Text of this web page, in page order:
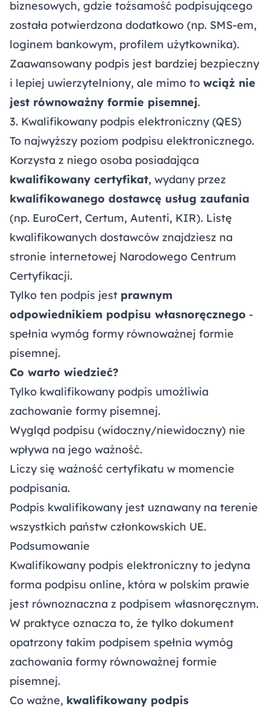
biznesowych, gdzie tożsamość podpisującego
została potwierdzona dodatkowo (np. SMS-em,
loginem bankowym, profilem użytkownika).
Zaawansowany podpis jest bardziej bezpieczny
i lepiej uwierzytelniony, ale mimo to wciąż nie
jest równoważny formie pisemnej.
3. Kwalifikowany podpis elektroniczny (QES)
To najwyższy poziom podpisu elektronicznego.
Korzysta z niego osoba posiadająca
kwalifikowany certyfikat, wydany przez
kwalifikowanego dostawcę usług zaufania
(np. EuroCert, Certum, Autenti, KIR). Listę
kwalifikowanych dostawców znajdziesz na
stronie internetowej Narodowego Centrum
Certyfikacji.
Tylko ten podpis jest prawnym
odpowiednikiem podpisu własnoręcznego -
spełnia wymóg formy równoważnej formie
pisemnej.
Co warto wiedzieć?
Tylko kwalifikowany podpis umożliwia
zachowanie formy pisemnej.
Wygląd podpisu (widoczny/niewidoczny) nie
wpływa na jego ważność.
Liczy się ważność certyfikatu w momencie
podpisania.
Podpis kwalifikowany jest uznawany na terenie
wszystkich państw członkowskich UE.
Podsumowanie
Kwalifikowany podpis elektroniczny to jedyna
forma podpisu online, która w polskim prawie
jest równoznaczna z podpisem własnoręcznym.
W praktyce oznacza to, że tylko dokument
opatrzony takim podpisem spełnia wymóg
zachowania formy równoważnej formie
pisemnej.
Co ważne, kwalifikowany podpis